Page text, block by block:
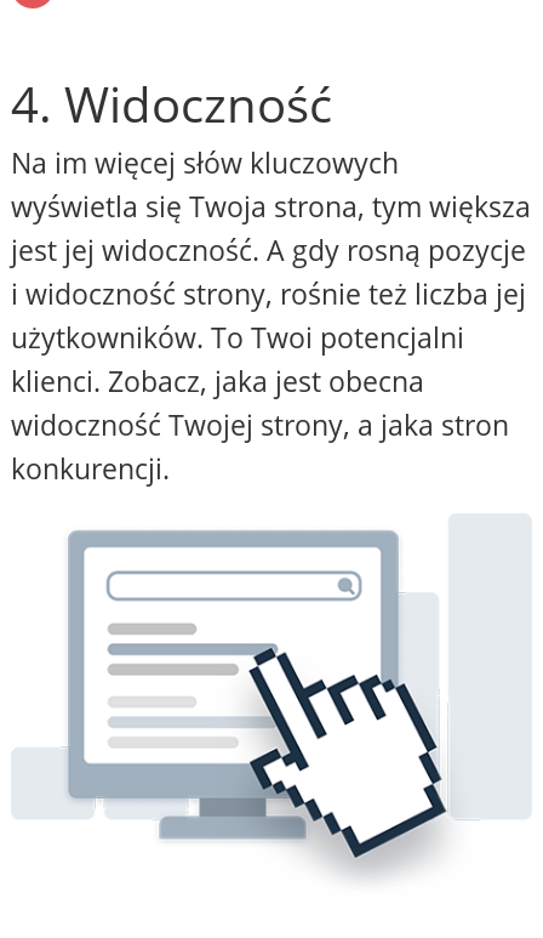
4. Widoczność
Na im więcej słów kluczowych
wyświetla się Twoja strona, tym większa
jest jej widoczność. A gdy rosną pozycje
i widoczność strony, rośnie też liczba jej
użytkowników. To Twoi potencjalni
klienci. Zobacz, jaka jest obecna
widoczność Twojej strony, a jaka stron
konkurencji.